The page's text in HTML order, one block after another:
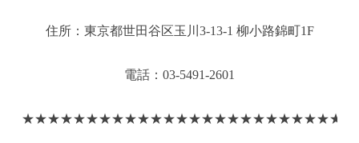
住所：東京都世田谷区玉川3-13-1 柳小路錦町1F
電話：03-5491-2601